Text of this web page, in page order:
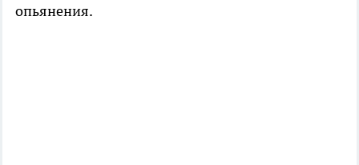
опьянения.